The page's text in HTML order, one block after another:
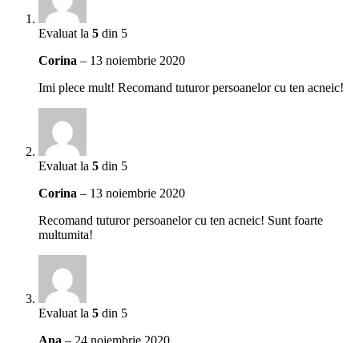
Evaluat la 5 din 5
Corina – 13 noiembrie 2020
Imi plece mult! Recomand tuturor persoanelor cu ten acneic!
Evaluat la 5 din 5
Corina – 13 noiembrie 2020
Recomand tuturor persoanelor cu ten acneic! Sunt foarte
multumita!
Evaluat la 5 din 5
Ana – 24 noiembrie 2020